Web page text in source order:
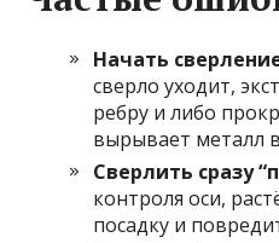
Начать
сверло уходит,
ребру и либо
вырывает металл
Сверлить сразу
контроля оси,
посадку и